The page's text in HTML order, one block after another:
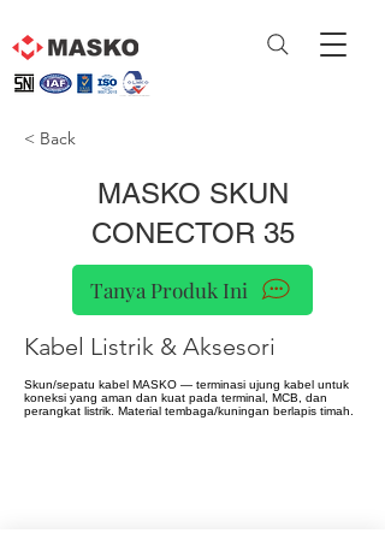
< Back
MASKO SKUN
CONECTOR 35
Tanya Produk Ini
Kabel Listrik & Aksesori
Skun/sepatu kabel MASKO — terminasi ujung kabel untuk
koneksi yang aman dan kuat pada terminal, MCB, dan
perangkat listrik. Material tembaga/kuningan berlapis timah.